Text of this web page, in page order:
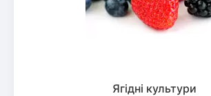
Ягідні культури